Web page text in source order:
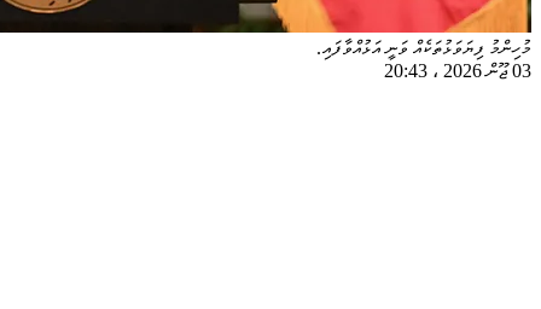
މުހިންމު ފިޔަވަޅުތަކެއް ވަނީ އަޅުއްވާފައި.
03 ޖޫން 2026
، 20:43